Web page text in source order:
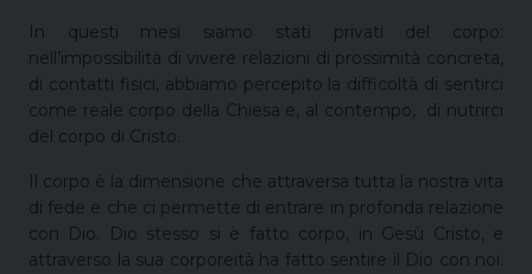
In questi mesi siamo stati privati del corpo:
nell’impossibilità di vivere relazioni di prossimità concreta,
di contatti fisici, abbiamo percepito la difficoltà di sentirci
come reale corpo della Chiesa e, al contempo, di nutrirci
del corpo di Cristo.
Il corpo è la dimensione che attraversa tutta la nostra vita
di fede e che ci permette di entrare in profonda relazione
con Dio. Dio stesso si è fatto corpo, in Gesù Cristo, e
attraverso la sua corporeità ha fatto sentire il Dio con noi.